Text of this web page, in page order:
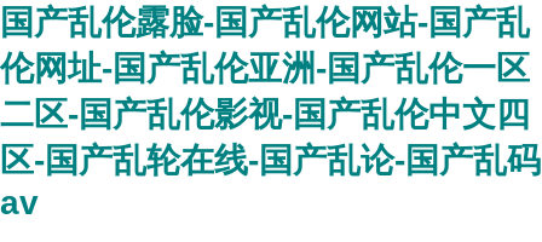
国产乱伦露脸-国产乱伦网站-国产乱
伦网址-国产乱伦亚洲-国产乱伦一区
二区-国产乱伦影视-国产乱伦中文四
区-国产乱轮在线-国产乱论-国产乱码
av